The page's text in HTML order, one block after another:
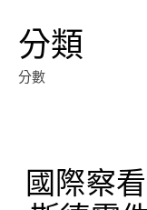
分類
分數
國際察